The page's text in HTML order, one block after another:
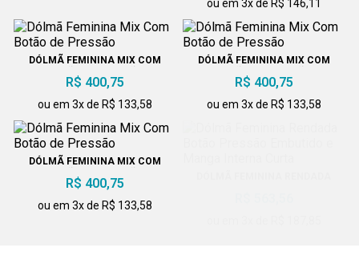
ou em 3x de R$ 146,11
DÓLMÃ FEMININA MIX COM
R$ 400,75
ou em 3x de R$ 133,58
DÓLMÃ FEMININA MIX COM
R$ 400,75
ou em 3x de R$ 133,58
DÓLMÃ FEMININA MIX COM
R$ 400,75
ou em 3x de R$ 133,58